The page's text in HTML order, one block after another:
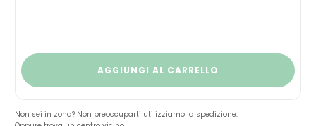
AGGIUNGI AL CARRELLO
Non sei in zona? Non preoccuparti utilizziamo la spedizione.